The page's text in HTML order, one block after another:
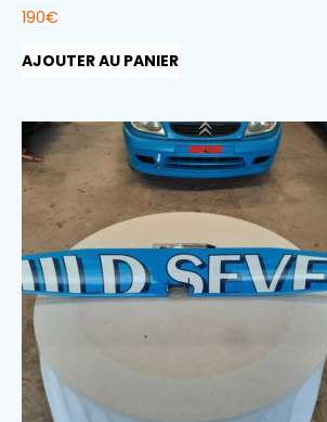
190€
AJOUTER AU PANIER